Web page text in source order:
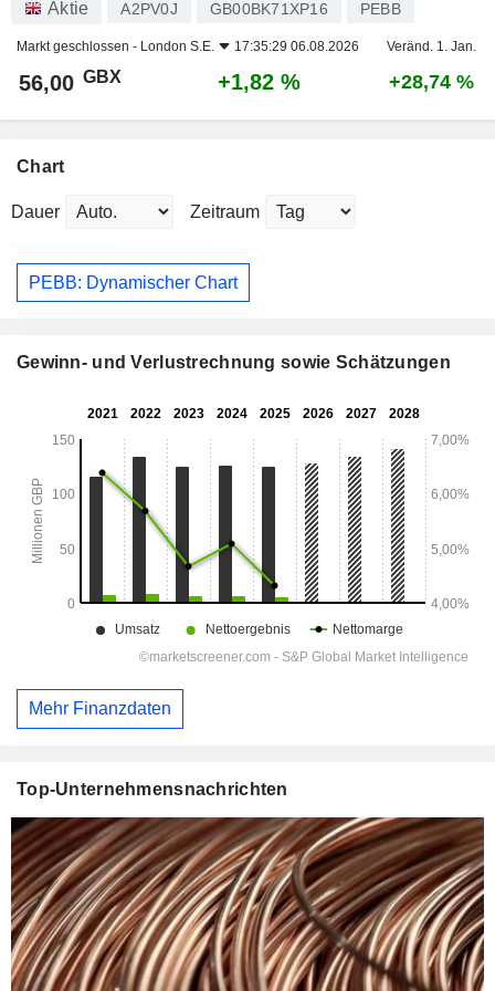
Aktie A2PV0J GB00BK71XP16 PEBB
Markt geschlossen - London S.E. 17:35:29 06.08.2026 Veränd. 1. Jan.
56,00 GBX +1,82 % +28,74 %
Chart
Dauer Zeitraum
PEBB: Dynamischer Chart
Gewinn- und Verlustrechnung sowie Schätzungen
Mehr Finanzdaten
Top-Unternehmensnachrichten